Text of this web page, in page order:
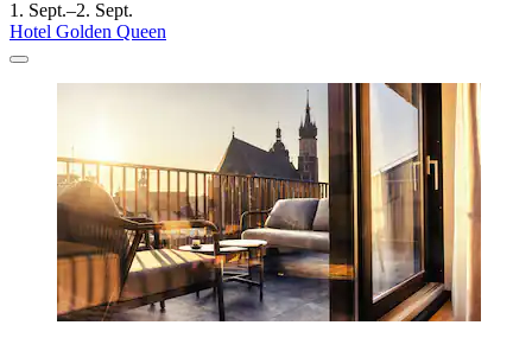
1. Sept.–2. Sept.
Hotel Golden Queen